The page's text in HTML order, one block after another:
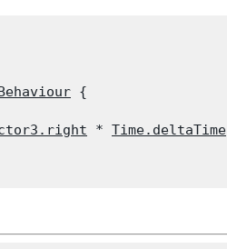
{
* Time.deltaTime